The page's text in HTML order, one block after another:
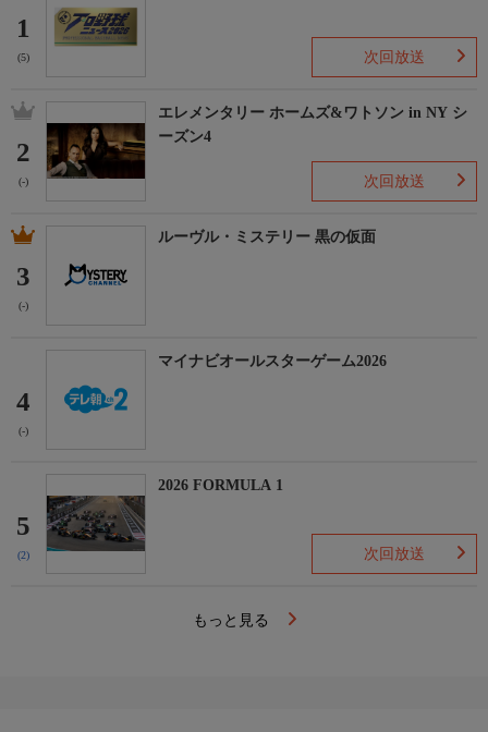
1
(5) 次回放送
2
(-)
エレメンタリー ホームズ&ワトソン in NY シ
ーズン4
次回放送
3
(-)
ルーヴル・ミステリー 黒の仮面
4
(-)
マイナビオールスターゲーム2026
5
(2)
2026 FORMULA 1
次回放送
もっと見る